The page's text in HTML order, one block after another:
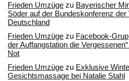
Frieden Umzüge zu Bayerischer
Söder auf der Bundeskonferenz
Deutschland
Frieden Umzüge zu Facebook-
der Auffangstation die
Not
Frieden Umzüge zu Exklusive
Gesichtsmassage bei Natalie Stahl